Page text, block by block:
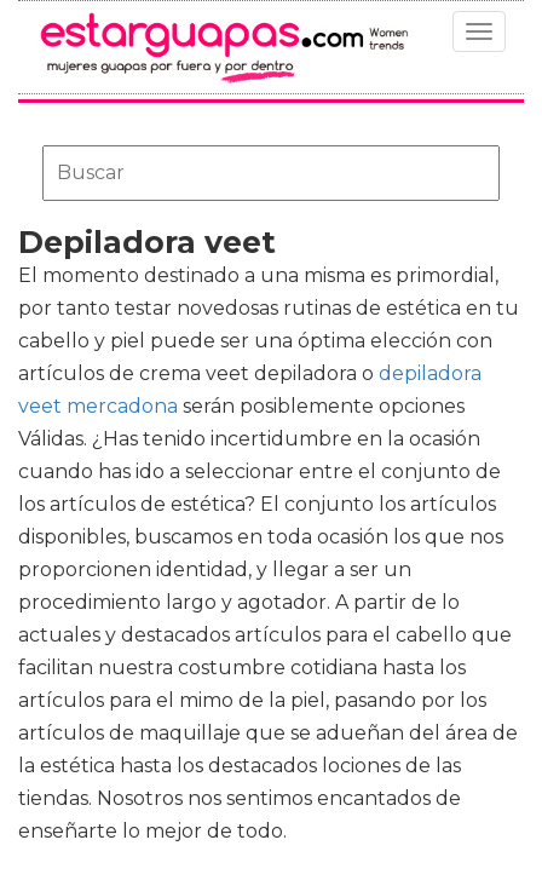
Toggle
Depiladora veet
El momento destinado a una misma es primordial,
por tanto testar novedosas rutinas de estética en tu
cabello y piel puede ser una óptima elección con
artículos de crema veet depiladora o depiladora
veet mercadona serán posiblemente opciones
Válidas. ¿Has tenido incertidumbre en la ocasión
cuando has ido a seleccionar entre el conjunto de
los artículos de estética? El conjunto los artículos
disponibles, buscamos en toda ocasión los que nos
proporcionen identidad, y llegar a ser un
procedimiento largo y agotador. A partir de lo
actuales y destacados artículos para el cabello que
facilitan nuestra costumbre cotidiana hasta los
artículos para el mimo de la piel, pasando por los
artículos de maquillaje que se adueñan del área de
la estética hasta los destacados lociones de las
tiendas. Nosotros nos sentimos encantados de
enseñarte lo mejor de todo.